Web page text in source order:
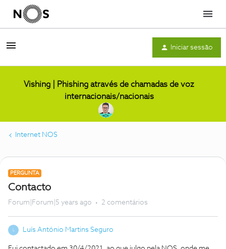
Menu
Iniciar sessão
Vishing | Phishing através de chamadas de voz
internacionais/nacionais
Internet NOS
PERGUNTA
Contacto
Forum|Forum|5 years ago 2 comentários
Luís António Martins Seguro